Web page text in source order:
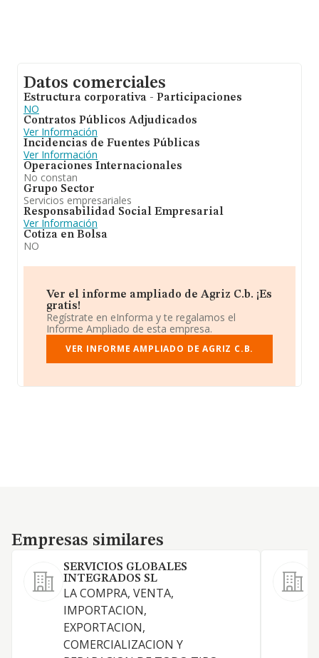
Datos comerciales
Estructura corporativa - Participaciones
NO
Contratos Públicos Adjudicados
Ver Información
Incidencias de Fuentes Públicas
Ver Información
Operaciones Internacionales
No constan
Grupo Sector
Servicios empresariales
Responsabilidad Social Empresarial
Ver Información
Cotiza en Bolsa
NO
Ver el informe ampliado de Agriz C.b. ¡Es
gratis!
Regístrate en eInforma y te regalamos el
Informe Ampliado de esta empresa.
VER INFORME AMPLIADO DE AGRIZ C.B.
Empresas similares
Empresas similares
SERVICIOS GLOBALES
INTEGRADOS SL
LA COMPRA, VENTA,
IMPORTACION,
EXPORTACION,
COMERCIALIZACION Y